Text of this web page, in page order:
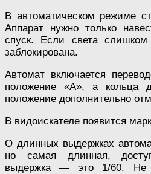
В автоматическом режиме
Аппарат нужно только
спуск. Если света
заблокирована.
Автомат включается
положение «А», а кольца
положение дополнительно
В видоискателе появится
О длинных выдержках
но самая длинная,
выдержка — это 1/60. Не